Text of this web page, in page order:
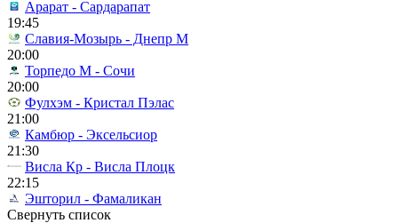
Арарат - Сардарапат
19:45
Славия-Мозырь - Днепр М
20:00
Торпедо М - Сочи
20:00
Фулхэм - Кристал Пэлас
21:00
Камбюр - Эксельсиор
21:30
Висла Кр - Висла Плоцк
22:15
Эшторил - Фамаликан
Свернуть список